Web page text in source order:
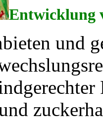
Entwicklung
und